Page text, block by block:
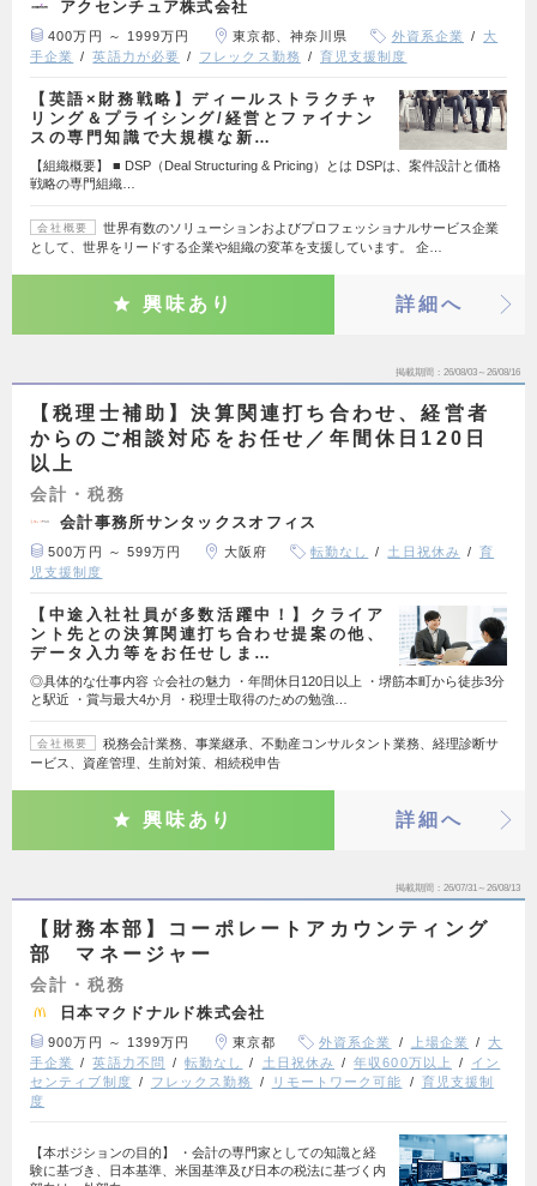
アクセンチュア株式会社
400万円 ～ 1999万円 東京都、神奈川県 外資系企業
大
手企業
英語力が必要 フレックス勤務 育児支援制度
【英語×財務戦略】ディールストラクチャ
リング＆プライシング/経営とファイナン
スの専門知識で大規模な新…
【組織概要】 ■ DSP（Deal Structuring & Pricing）とは DSPは、案件設計と価格
戦略の専門組織…
会社概要
世界有数のソリューションおよびプロフェッショナルサービス企業
として、世界をリードする企業や組織の変革を支援しています。 企…
興味あり 詳細へ
掲載期間 26/08/03～26/08/16
【税理士補助】決算関連打ち合わせ、経営者
からのご相談対応をお任せ／年間休日120日
以上
会計・税務
会計事務所サンタックスオフィス
500万円 ～ 599万円 大阪府 転勤なし 土日祝休み
育
児支援制度
【中途入社社員が多数活躍中！】クライア
ント先との決算関連打ち合わせ提案の他、
データ入力等をお任せしま…
◎具体的な仕事内容 ☆会社の魅力 ・年間休日120日以上 ・堺筋本町から徒歩3分
と駅近 ・賞与最大4か月 ・税理士取得のための勉強…
会社概要
税務会計業務、事業継承、不動産コンサルタント業務、経理診断サ
ービス、資産管理、生前対策、相続税申告
興味あり 詳細へ
掲載期間 26/07/31～26/08/13
【財務本部】コーポレートアカウンティング
部 マネージャー
会計・税務
日本マクドナルド株式会社
900万円 ～ 1399万円 東京都 外資系企業 上場企業
大
手企業
英語力不問 転勤なし 土日祝休み 年収600万以上
イン
センティブ制度
フレックス勤務 リモートワーク可能
育児支援制
度
【本ポジションの目的】 ・会計の専門家としての知識と経
験に基づき、日本基準、米国基準及び日本の税法に基づく内